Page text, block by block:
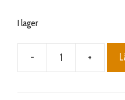
I lager
- +